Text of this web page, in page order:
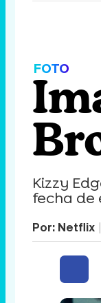
FOTO
Kizzy
fecha de
Por: Netflix